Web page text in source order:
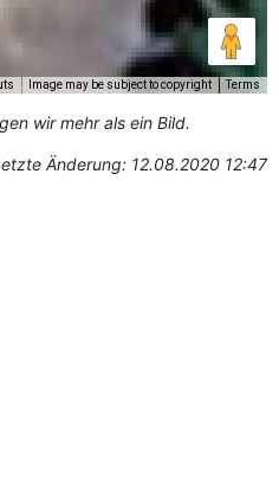
Image may be subject to copyright Terms
wir mehr als ein Bild.
Änderung: 12.08.2020 12:47